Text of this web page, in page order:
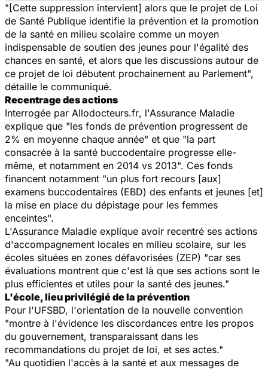
"[Cette suppression intervient] alors que le projet de Loi
de Santé Publique identifie la prévention et la promotion
de la santé en milieu scolaire comme un moyen
indispensable de soutien des jeunes pour l'égalité des
chances en santé, et alors que les discussions autour de
ce projet de loi débutent prochainement au Parlement",
détaille le communiqué.
Recentrage des actions
Interrogée par Allodocteurs.fr, l'Assurance Maladie
explique que "les fonds de prévention progressent de
2% en moyenne chaque année" et que "la part
consacrée à la santé buccodentaire progresse elle-
même, et notamment en 2014 vs 2013". Ces fonds
financent notamment "un plus fort recours [aux]
examens buccodentaires (EBD) des enfants et jeunes [et]
la mise en place du dépistage pour les femmes
enceintes".
L'Assurance Maladie explique avoir recentré ses actions
d'accompagnement locales en milieu scolaire, sur les
écoles situées en zones défavorisées (ZEP) "car ses
évaluations montrent que c'est là que ses actions sont le
plus efficientes et utiles pour la santé des jeunes."
L'école, lieu privilégié de la prévention
Pour l'UFSBD, l'orientation de la nouvelle convention
"montre à l'évidence les discordances entre les propos
du gouvernement, transparaissant dans les
recommandations du projet de loi, et ses actes."
"Au quotidien l'accès à la santé et aux messages de